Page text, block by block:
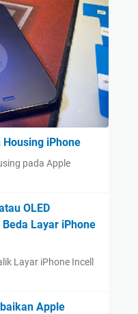
iPhone
pada Apple
OLED
Layar iPhone
Layar iPhone Incell
Apple